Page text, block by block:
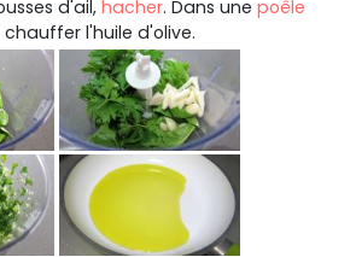
d'ail, hacher. Dans une poêle
l'huile d'olive.